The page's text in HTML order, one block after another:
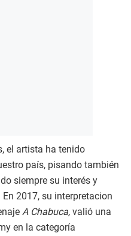
el artista ha tenido
país, pisando también
siempre su interés y
2017, su interpretacion
A Chabuca, valió una
en la categoría